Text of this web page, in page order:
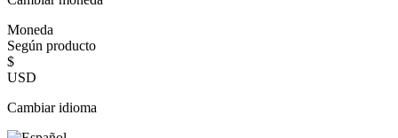
Moneda
Según producto
$
USD
Cambiar idioma